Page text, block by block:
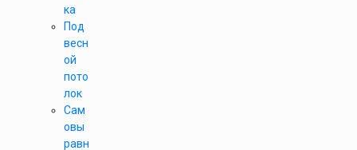
ка
Под
весн
ой
пото
лок
Сам
овы
равн